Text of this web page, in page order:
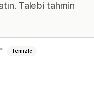
Talebi tahmin
Temizle